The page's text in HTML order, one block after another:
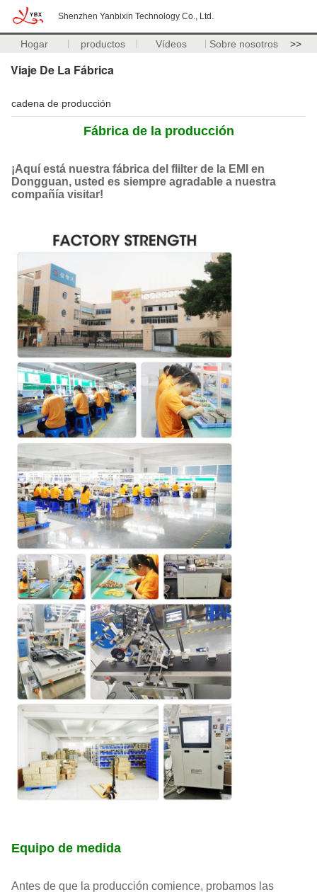
Shenzhen Yanbixin Technology Co., Ltd.
Hogar productos Vídeos Sobre nosotros >>
Viaje De La Fábrica
cadena de producción
Fábrica de la producción
¡Aquí está nuestra fábrica del fIilter de la EMI en
Dongguan, usted es siempre agradable a nuestra
compañía visitar!
Equipo de medida
Antes de que la producción comience, probamos las